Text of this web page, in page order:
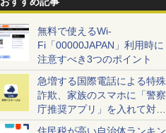
無料で使えるWi-
Fi「00000JAPAN」利用時に
注意すべき3つのポイント
急増する国際電話による特殊
詐欺、家族のスマホに「警察
庁推奨アプリ」を入れて対策
しよう！